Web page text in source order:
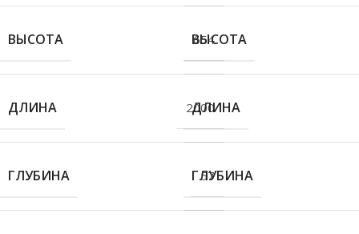
ВЫСОТА 654
ДЛИНА 2000
ГЛУБИНА 57
ВЫСОТА
ДЛИНА
ГЛУБИНА